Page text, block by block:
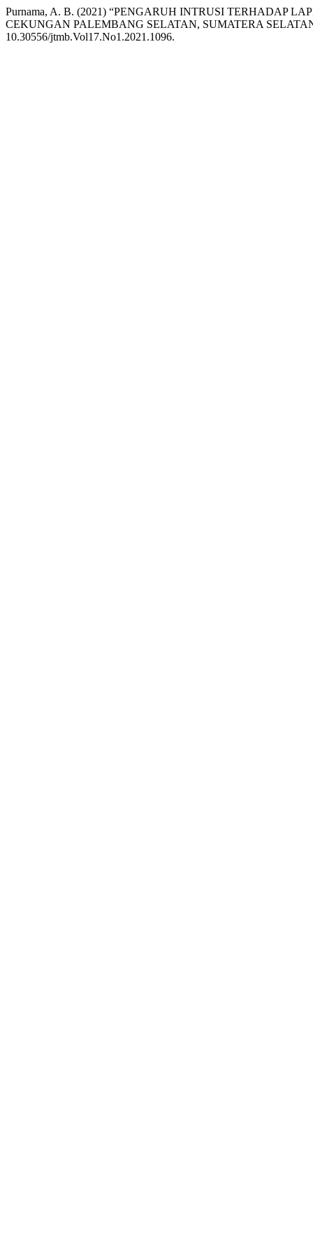
Purnama, A. B. (2021) “PENGARUH INTRUSI TERHADAP
CEKUNGAN PALEMBANG SELATAN, SUMATERA
10.30556/jtmb.Vol17.No1.2021.1096.